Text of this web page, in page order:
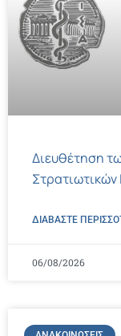
Διευθέτηση
Στρατιωτικών
ΔΙΑΒΑΣΤΕ
06/08/2026